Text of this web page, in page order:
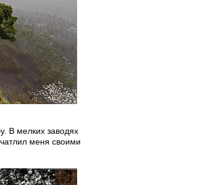
В мелких заводях
меня своими